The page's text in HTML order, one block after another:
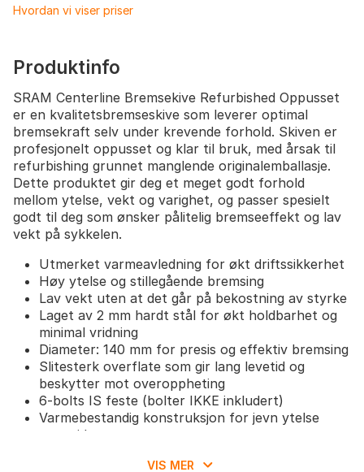
Hvordan vi viser priser
Produktinfo
SRAM Centerline Bremsekive Refurbished Oppusset
er en kvalitetsbremseskive som leverer optimal
bremsekraft selv under krevende forhold. Skiven er
profesjonelt oppusset og klar til bruk, med årsak til
refurbishing grunnet manglende originalemballasje.
Dette produktet gir deg et meget godt forhold
mellom ytelse, vekt og varighet, og passer spesielt
godt til deg som ønsker pålitelig bremseeffekt og lav
vekt på sykkelen.
Utmerket varmeavledning for økt driftssikkerhet
Høy ytelse og stillegående bremsing
Lav vekt uten at det går på bekostning av styrke
Laget av 2 mm hardt stål for økt holdbarhet og
minimal vridning
Diameter: 140 mm for presis og effektiv bremsing
Slitesterk overflate som gir lang levetid og
beskytter mot overoppheting
6-bolts IS feste (bolter IKKE inkludert)
Varmebestandig konstruksjon for jevn ytelse
over tid
VIS MER